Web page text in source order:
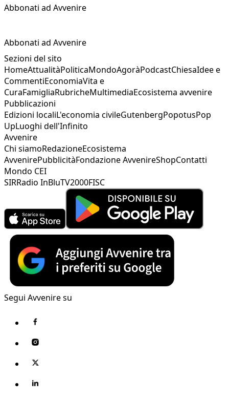
Abbonati ad Avvenire
Abbonati ad Avvenire
Sezioni del sito
HomeAttualitàPoliticaMondoAgoràPodcastChiesaIdee e
CommentiEconomiaVita e
CuraFamigliaRubricheMultimediaEcosistema avvenire
Pubblicazioni
Edizioni localiL'economia civileGutenbergPopotusPop
UpLuoghi dell'Infinito
Avvenire
Chi siamoRedazioneEcosistema
AvvenirePubblicitàFondazione AvvenireShopContatti
Mondo CEI
SIRRadio InBluTV2000FISC
Segui Avvenire su